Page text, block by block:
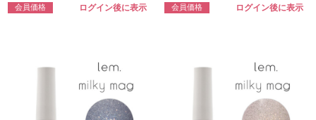
会員価格 ログイン後に表示 会員価格 ログイン後に表示